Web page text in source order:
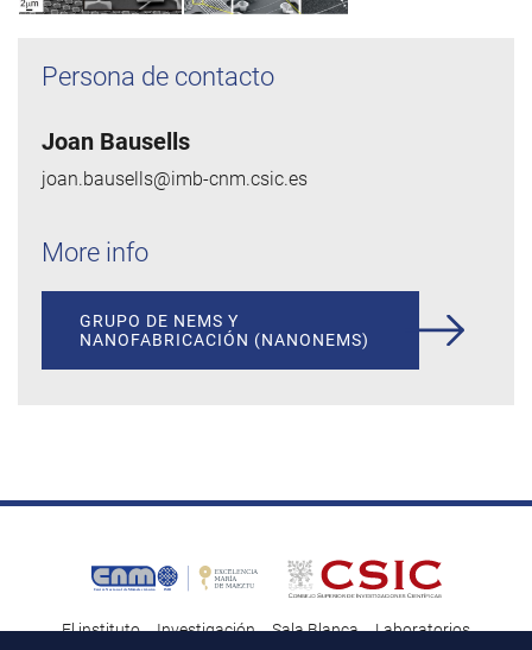
Persona de contacto
Joan Bausells
joan.bausells@imb-cnm.csic.es
More info
GRUPO DE NEMS Y
NANOFABRICACIÓN (NANONEMS)
El instituto Investigación Sala Blanca
Laboratorios